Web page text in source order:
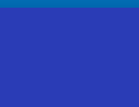
nữ, niềm vui ấy lại bị gián
đến thể chất mà còn